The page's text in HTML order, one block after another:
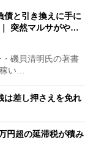
債と引き換えに手に
突然マルサがや…
磯貝清明氏の著書
い…
は差し押さえを免れ
円超の延滞税が積み